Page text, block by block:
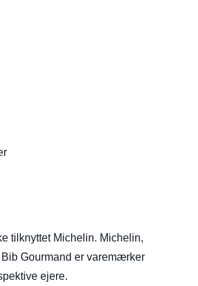
tilknyttet Michelin. Michelin,
Gourmand er varemærker
ejere.